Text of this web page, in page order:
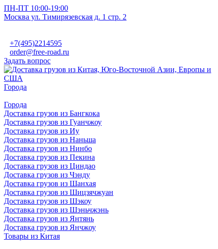
ПН-ПТ 10:00-19:00
Москва ул. Тимирязевская д. 1 стр. 2
+7(495)2214595
order@free-road.ru
Задать вопрос
Города
Города
Доставка грузов из Бангкока
Доставка грузов из Гуанчжоу
Доставка грузов из Иу
Доставка грузов из Наньша
Доставка грузов из Нинбо
Доставка грузов из Пекина
Доставка грузов из Циндао
Доставка грузов из Чэнду
Доставка грузов из Шанхая
Доставка грузов из Шицзячжуан
Доставка грузов из Шэкоу
Доставка грузов из Шэньчжэнь
Доставка грузов из Янтянь
Доставка грузов из Янчжоу
Товары из Китая